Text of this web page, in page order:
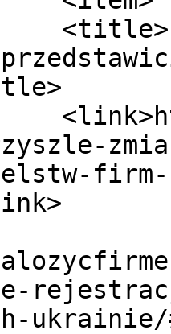
firm-
ukrainie/